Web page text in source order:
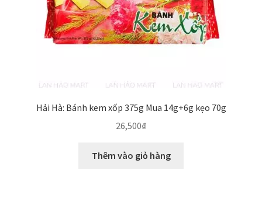
Hải Hà: Bánh kem xốp 375g Mua 14g+6g kẹo 70g
26,500₫
Thêm vào giỏ hàng